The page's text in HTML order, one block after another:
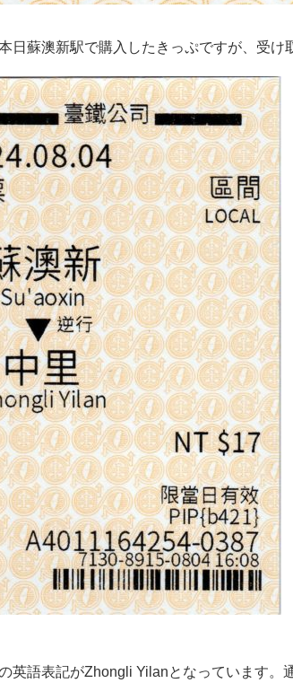
日蘇澳新駅で購入したきっぷですが、受け
英語表記がZhongli Yilanとなっています。